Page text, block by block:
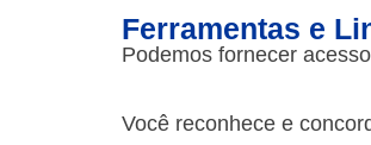
Ferramentas e
Podemos fornecer
Você reconhece e